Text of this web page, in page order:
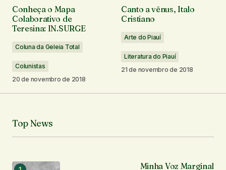
20 de novembro de 2018 em 19:49
Responder
Obrigado <3
Paulo Narley
emociona!
Conheça o Mapa
Colaborativo de
Teresina: IN.SURGE
Coluna da Geleia Total
Colunistas
20 de novembro de 2018
Canto a vênus, Italo
Cristiano
Arte do Piauí
Literatura do Piauí
21 de novembro de 2018
Top News
Minha Voz Marginal